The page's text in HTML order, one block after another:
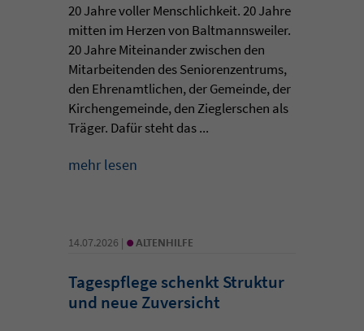
20 Jahre voller Menschlichkeit. 20 Jahre
mitten im Herzen von Baltmannsweiler.
20 Jahre Miteinander zwischen den
Mitarbeitenden des Seniorenzentrums,
den Ehrenamtlichen, der Gemeinde, der
Kirchengemeinde, den Zieglerschen als
Träger. Dafür steht das ...
mehr lesen
14.07.2026 | • ALTENHILFE
Tagespflege schenkt Struktur
und neue Zuversicht